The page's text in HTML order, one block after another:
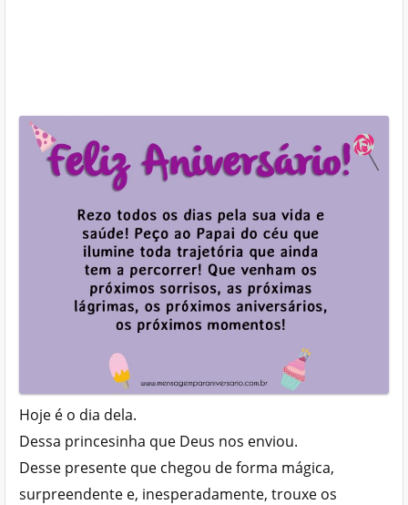
Hoje é o dia dela.
Dessa princesinha que Deus nos enviou.
Desse presente que chegou de forma mágica,
surpreendente e, inesperadamente, trouxe os